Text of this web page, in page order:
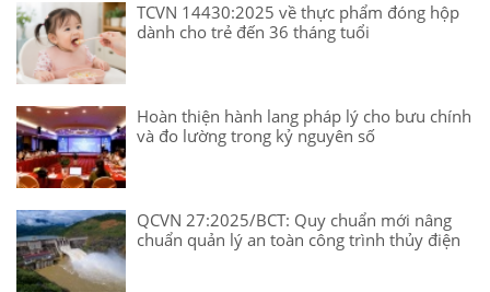
TCVN 14430:2025 về thực phẩm đóng hộp
dành cho trẻ đến 36 tháng tuổi
Hoàn thiện hành lang pháp lý cho bưu chính
và đo lường trong kỷ nguyên số
QCVN 27:2025/BCT: Quy chuẩn mới nâng
chuẩn quản lý an toàn công trình thủy điện